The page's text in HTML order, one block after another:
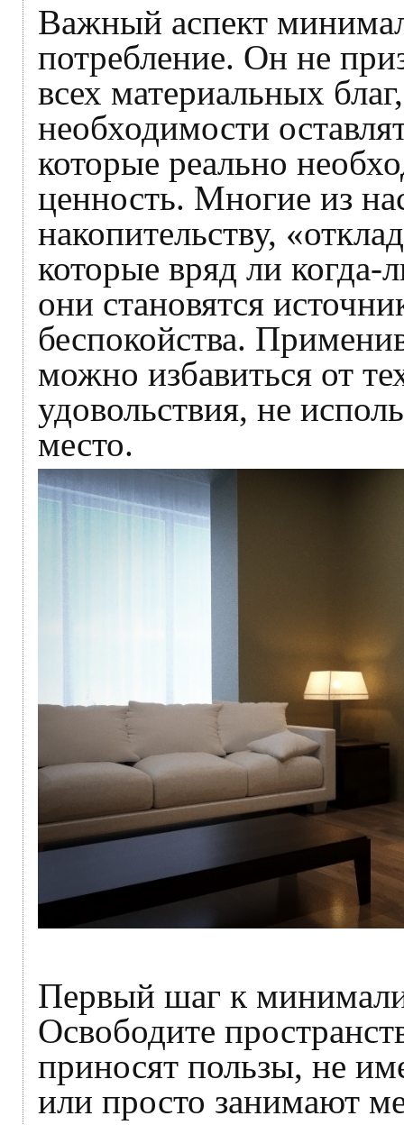
Важный аспект
потребление. Он не
всех материальных
необходимости
которые реально
ценность. Многие из
накопительству,
которые вряд ли когда-
они становятся
беспокойства.
можно избавиться от
удовольствия, не
место.
Первый шаг к
Освободите
приносят пользы, не
или просто занимают